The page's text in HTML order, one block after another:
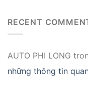
RECENT
AUTO PHI LONG
những thông tin